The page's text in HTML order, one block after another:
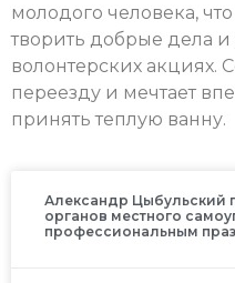
молодого человека,
творить добрые дела и
волонтерских акциях.
переезду и мечтает
принять теплую ванну.
Александр Цыбульский
органов местного
профессиональным